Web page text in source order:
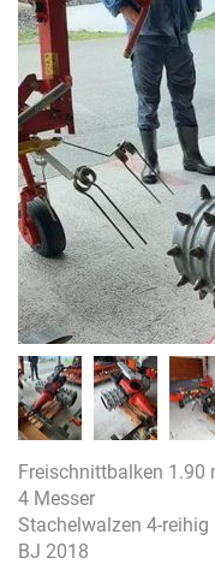
Freischnittbalken 1.90
4 Messer
Stachelwalzen 4-reihig
BJ 2018